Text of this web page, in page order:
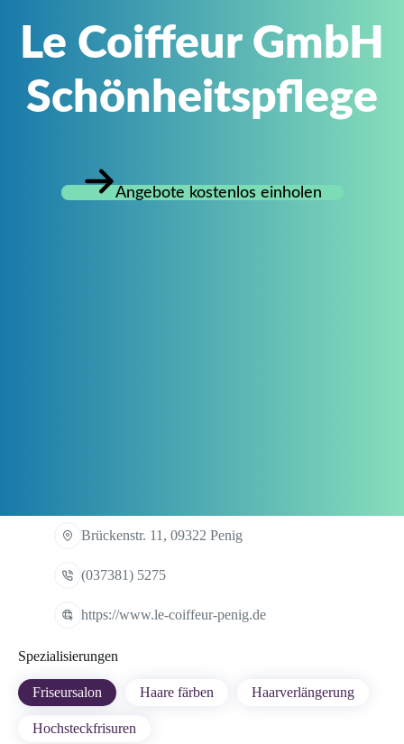
Le Coiffeur GmbH
Schönheitspflege
Angebote kostenlos einholen
Brückenstr. 11, 09322 Penig
(037381) 5275
https://www.le-coiffeur-penig.de
Spezialisierungen
Friseursalon Haare färben Haarverlängerung
Hochsteckfrisuren